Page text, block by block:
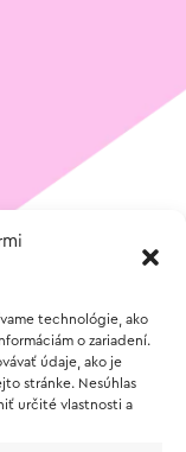
technológie, ako
o zariadení.
údaje, ako je
stránke. Nesúhlas
určité vlastnosti a